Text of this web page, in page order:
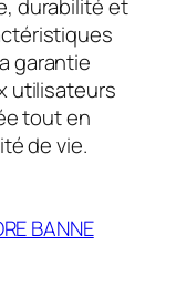
durabilité et
garantie
utilisateurs
tout en
de vie.
BANNE